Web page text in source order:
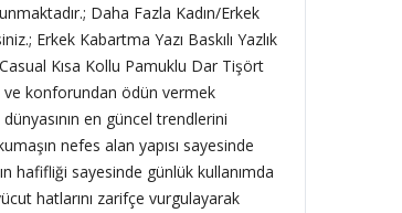
Daha Fazla Kadın/Erkek
Erkek Kabartma Yazı Baskılı Yazlık
Kısa Kollu Pamuklu Dar Tişört
ve konforundan ödün vermek
en güncel trendlerini
nefes alan yapısı sayesinde
hafifliği sayesinde günlük kullanımda
hatlarını zarifçe vurgulayarak